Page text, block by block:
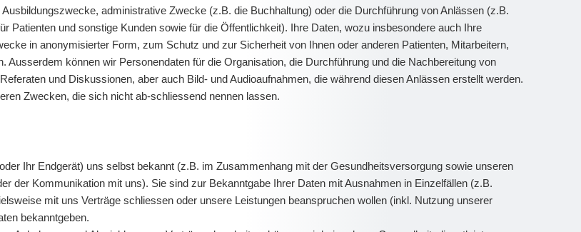
administrative Zwecke (z.B. die Buchhaltung) oder die Durchführung von Anlässen (z.B.
Patienten und sonstige Kunden sowie für die Öffentlichkeit). Ihre Daten, wozu insbesondere auch Ihre
in anonymisierter Form, zum Schutz und zur Sicherheit von Ihnen oder anderen Patienten, Mitarbeitern,
können wir Personendaten für die Organisation, die Durchführung und die Nachbereitung von
und Diskussionen, aber auch Bild- und Audioaufnahmen, die während diesen Anlässen erstellt werden.
Zwecken, die sich nicht ab-schliessend nennen lassen.
Ihr Endgerät) uns selbst bekannt (z.B. im Zusammenhang mit der Gesundheitsversorgung sowie unseren
der Kommunikation mit uns). Sie sind zur Bekanntgabe Ihrer Daten mit Ausnahmen in Einzelfällen (z.B.
mit uns Verträge schliessen oder unsere Leistungen beanspruchen wollen (inkl. Nutzung unserer
bekanntgeben.